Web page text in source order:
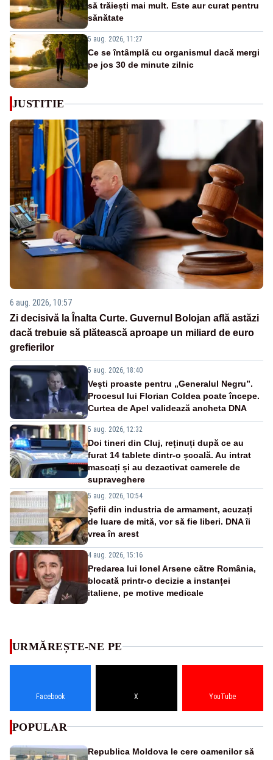
să trăiești mai mult. Este aur curat pentru
sănătate
5 aug. 2026, 11:27
Ce se întâmplă cu organismul dacă mergi
pe jos 30 de minute zilnic
JUSTITIE
6 aug. 2026, 10:57
Zi decisivă la Înalta Curte. Guvernul Bolojan află astăzi
dacă trebuie să plătească aproape un miliard de euro
grefierilor
5 aug. 2026, 18:40
Vești proaste pentru „Generalul Negru”.
Procesul lui Florian Coldea poate începe.
Curtea de Apel validează ancheta DNA
5 aug. 2026, 12:32
Doi tineri din Cluj, reținuți după ce au
furat 14 tablete dintr-o școală. Au intrat
mascați și au dezactivat camerele de
supraveghere
5 aug. 2026, 10:54
Șefii din industria de armament, acuzați
de luare de mită, vor să fie liberi. DNA îi
vrea în arest
4 aug. 2026, 15:16
Predarea lui Ionel Arsene către România,
blocată printr-o decizie a instanței
italiene, pe motive medicale
URMĂREȘTE-NE PE
Facebook X YouTube
POPULAR
Republica Moldova le cere oamenilor să